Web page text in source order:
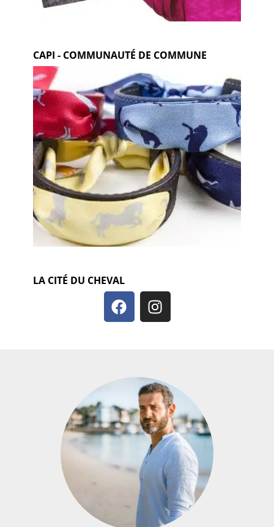
CAPI - COMMUNAUTÉ DE COMMUNE
LA CITÉ DU CHEVAL